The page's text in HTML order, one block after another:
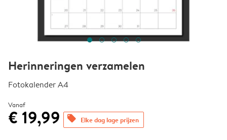
Herinneringen verzamelen
Fotokalender A4
Vanaf
€ 19,99 offers Elke dag lage prijzen